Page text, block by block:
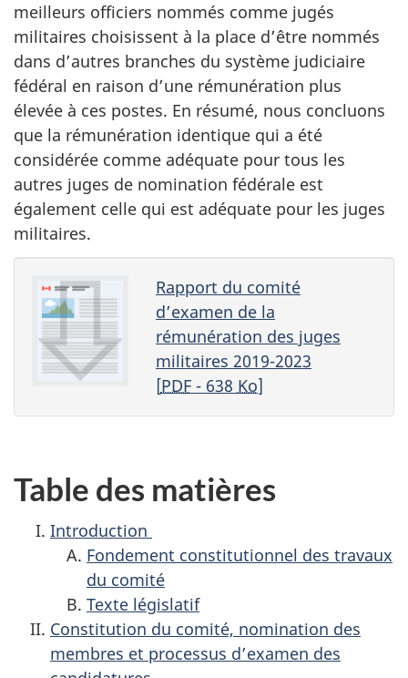
meilleurs officiers nommés comme jugés
militaires choisissent à la place d’être nommés
dans d’autres branches du système judiciaire
fédéral en raison d’une rémunération plus
élevée à ces postes. En résumé, nous concluons
que la rémunération identique qui a été
considérée comme adéquate pour tous les
autres juges de nomination fédérale est
également celle qui est adéquate pour les juges
militaires.
Rapport du comité
d’examen de la
rémunération des juges
militaires 2019-2023
[PDF- 638 Ko]
Table des matières
Introduction
Fondement constitutionnel des travaux
du comité
Texte législatif
Constitution du comité, nomination des
membres et processus d’examen des